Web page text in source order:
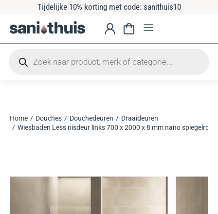
Tijdelijke 10% korting met code: sanithuis10
Je bent hier:
Home Douches Douchedeuren
Draaideuren
Wiesbaden Less nisdeur links 700 x 2000 x 8 mm nano